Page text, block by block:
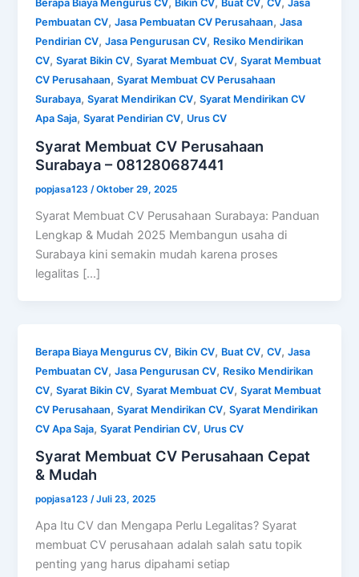
Berapa Biaya Mengurus CV Bikin CV Buat CV CV Jasa
Pembuatan CV,Jasa Pembuatan CV Perusahaan,Jasa
Pendirian CV,Jasa Pengurusan CV, Resiko Mendirikan
CV,Syarat Bikin CV,Syarat Membuat CV,Syarat Membuat
CV Perusahaan,Syarat Membuat CV Perusahaan
Surabaya,Syarat Mendirikan CV,Syarat Mendirikan CV
Apa Saja,Syarat Pendirian CV, Urus CV
Syarat Membuat CV Perusahaan
Surabaya – 081280687441
popjasa123/Oktober 29, 2025
Syarat Membuat CV Perusahaan Surabaya: Panduan
Lengkap & Mudah 2025 Membangun usaha di
Surabaya kini semakin mudah karena proses
legalitas […]
Berapa Biaya Mengurus CV, Bikin CV, Buat CV,CV,Jasa
Pembuatan CV,Jasa Pengurusan CV, Resiko Mendirikan
CV,Syarat Bikin CV,Syarat Membuat CV,Syarat Membuat
CV Perusahaan,Syarat Mendirikan CV,Syarat Mendirikan
CV Apa Saja,Syarat Pendirian CV, Urus CV
Syarat Membuat CV Perusahaan Cepat
& Mudah
popjasa123/Juli 23, 2025
Apa Itu CV dan Mengapa Perlu Legalitas? Syarat
membuat CV perusahaan adalah salah satu topik
penting yang harus dipahami setiap